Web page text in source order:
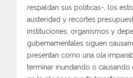
respaldan sus políticas-, los
austeridad y recortes
instituciones, organismos y
gubernamentales siguen
presentan como una ola
terminar inundando o causando